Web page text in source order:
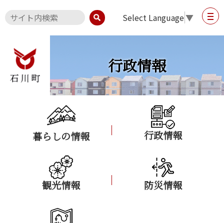
Select Language▼
行政情報
暮らしの情報 行政情報
観光情報 防災情報